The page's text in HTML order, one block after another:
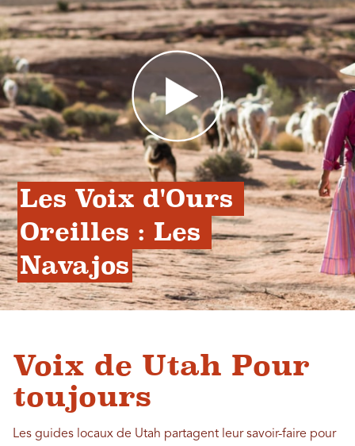
Les Voix d'Ours
Oreilles : Les
Navajos
Voix de Utah Pour
toujours
Les guides locaux de Utah partagent leur savoir-faire pour